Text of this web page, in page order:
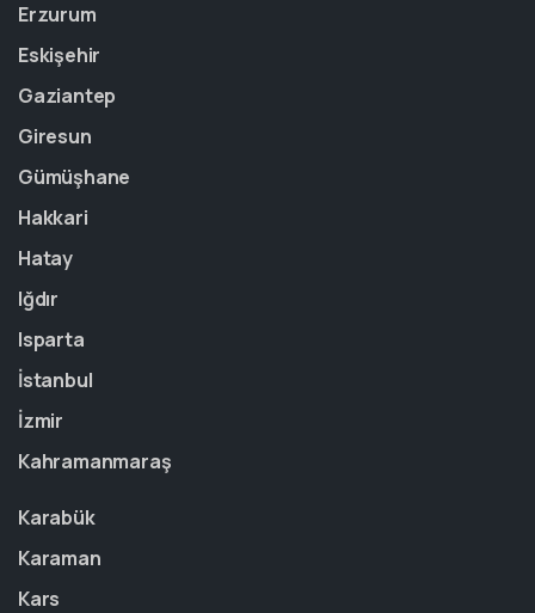
Erzurum
Eskişehir
Gaziantep
Giresun
Gümüşhane
Hakkari
Hatay
Iğdır
Isparta
İstanbul
İzmir
Kahramanmaraş
Karabük
Karaman
Kars